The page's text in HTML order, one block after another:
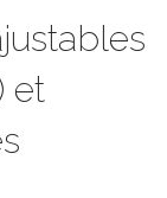
et